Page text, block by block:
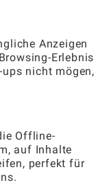
Anzeigen
Erlebnis
nicht mögen,
Offline-
auf Inhalte
perfekt für